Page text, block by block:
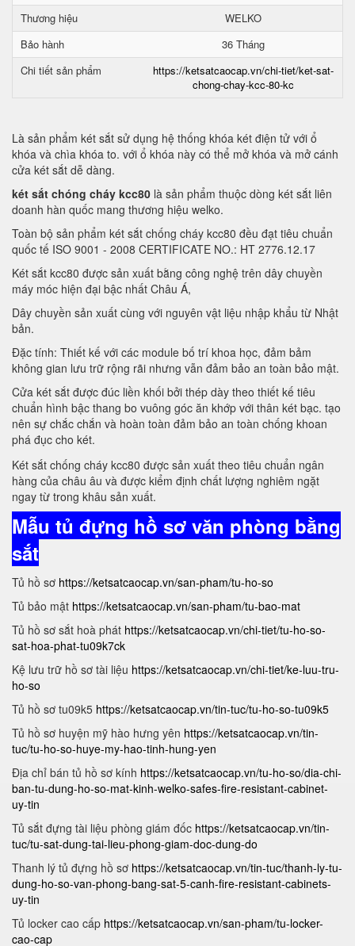
Thương hiệu
WELKO
Bảo hành
36 Tháng
Chi tiết sản phẩm
https://ketsatcaocap.vn/chi-tiet/ket-sat-
chong-chay-kcc-80-kc
Là sản phẩm két sắt sử dụng hệ thống khóa két điện tử với ổ
khóa và chìa khóa to. với ổ khóa này có thể mở khóa và mở cánh
cửa két sắt dễ dàng.
két sắt chóng cháy kcc80 là sản phẩm thuộc dòng két sắt liên
doanh hàn quốc mang thương hiệu welko.
Toàn bộ sản phẩm két sắt chống cháy kcc80 đều đạt tiêu chuẩn
quốc tế ISO 9001 - 2008 CERTIFICATE NO.: HT 2776.12.17
Két sắt kcc80 được sản xuất bằng công nghệ trên dây chuyền
máy móc hiện đại bậc nhất Châu Á,
Dây chuyền sản xuất cùng với nguyên vật liệu nhập khẩu từ Nhật
bản.
Đặc tính: Thiết kế với các module bố trí khoa học, đảm bảm
không gian lưu trữ rộng rãi nhưng vẫn đảm bảo an toàn bảo mật.
Cửa két sắt được đúc liền khối bởi thép dày theo thiết kế tiêu
chuẩn hình bậc thang bo vuông góc ăn khớp với thân két bạc. tạo
nên sự chắc chắn và hoàn toàn đảm bảo an toàn chống khoan
phá đục cho két.
Két sắt chống cháy kcc80 được sản xuất theo tiêu chuẩn ngân
hàng của châu âu và được kiểm định chất lượng nghiêm ngặt
ngay từ trong khâu sản xuất.
Mẫu tủ đựng hồ sơ văn phòng bằng
sắt
Tủ hồ sơ https://ketsatcaocap.vn/san-pham/tu-ho-so
Tủ bảo mật https://ketsatcaocap.vn/san-pham/tu-bao-mat
Tủ hồ sơ sắt hoà phát https://ketsatcaocap.vn/chi-tiet/tu-ho-so-
sat-hoa-phat-tu09k7ck
Kệ lưu trữ hồ sơ tài liệu https://ketsatcaocap.vn/chi-tiet/ke-luu-tru-
ho-so
Tủ hồ sơ tu09k5 https://ketsatcaocap.vn/tin-tuc/tu-ho-so-tu09k5
Tủ hồ sơ huyện mỹ hào hưng yên https://ketsatcaocap.vn/tin-
tuc/tu-ho-so-huye-my-hao-tinh-hung-yen
Địa chỉ bán tủ hồ sơ kính https://ketsatcaocap.vn/tu-ho-so/dia-chi-
ban-tu-dung-ho-so-mat-kinh-welko-safes-fire-resistant-cabinet-
uy-tin
Tủ sắt đựng tài liệu phòng giám đốc https://ketsatcaocap.vn/tin-
tuc/tu-sat-dung-tai-lieu-phong-giam-doc-dung-do
Thanh lý tủ đựng hồ sơ https://ketsatcaocap.vn/tin-tuc/thanh-ly-tu-
dung-ho-so-van-phong-bang-sat-5-canh-fire-resistant-cabinets-
uy-tin
Tủ locker cao cấp https://ketsatcaocap.vn/san-pham/tu-locker-
cao-cap